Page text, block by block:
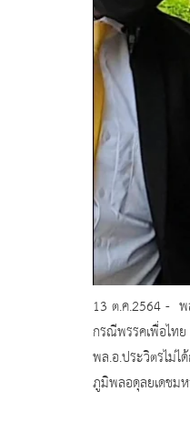
13 ต.ค.2564 - พ
กรณีพรรคเพื่อไท
พล.อ.ประวิตรไม่ไ
ภูมิพลอดุลยเดชม